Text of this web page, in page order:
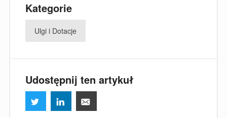
Kategorie
Ulgi i Dotacje
Udostępnij ten artykuł